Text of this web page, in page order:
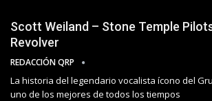
Scott Weiland – Stone Temple
Revolver
REDACCIÓN QRP
La historia del legendario vocalista ícono del
uno de los mejores de todos los tiempos